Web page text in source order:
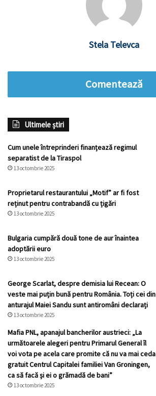
Stela Televca
Comentează
Ultimele știri
Cum unele întreprinderi finanțează regimul
separatist de la Tiraspol
13 octombrie 2025
Proprietarul restaurantului „Motif” ar fi fost
reținut pentru contrabandă cu țigări
13 octombrie 2025
Bulgaria cumpără două tone de aur înaintea
adoptării euro
13 octombrie 2025
George Scarlat, despre demisia lui Recean: O
veste mai puțin bună pentru România. Toți cei din
anturajul Maiei Sandu sunt antiromâni declarați
13 octombrie 2025
Mafia PNL, apanajul bancherilor austrieci: „La
următoarele alegeri pentru Primarul General îl
voi vota pe acela care promite că nu va mai ceda
gratuit Centrul Capitalei familiei Van Groningen,
ca să facă și ei o grămadă de bani”
13 octombrie 2025